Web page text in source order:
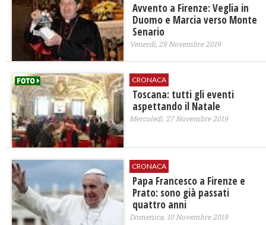
Avvento a Firenze: Veglia in
Duomo e Marcia verso Monte
Senario
Venerdì, 29 Novembre 2019
CRONACA
Toscana: tutti gli eventi
aspettando il Natale
Mercoledì, 27 Novembre 2019
CRONACA
Papa Francesco a Firenze e
Prato: sono già passati
quattro anni
Domenica, 10 Novembre 2019